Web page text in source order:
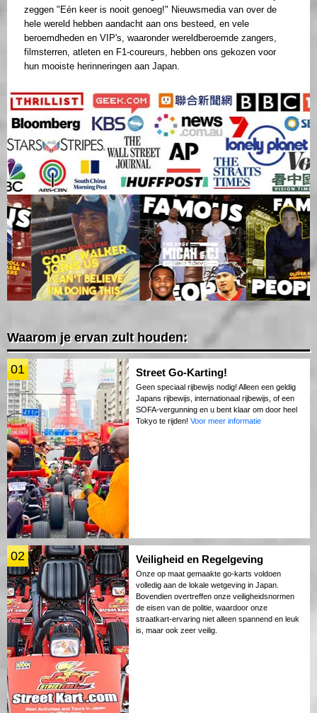
zeggen "Eén keer is nooit genoeg!" Nieuwsmedia van over de
hele wereld hebben aandacht aan ons besteed, en vele
beroemdheden en VIP's, waaronder wereldberoemde zangers,
filmsterren, atleten en F1-coureurs, hebben ons gekozen voor
hun mooiste herinneringen aan Japan.
Waarom je ervan zult houden:
01 Street Go-Karting!
Geen speciaal rijbewijs nodig! Alleen een geldig
Japans rijbewijs, internationaal rijbewijs, of een
SOFA-vergunning en u bent klaar om door heel
Tokyo te rijden! Voor meer informatie
02 Veiligheid en Regelgeving
Onze op maat gemaakte go-karts voldoen
volledig aan de lokale wetgeving in Japan.
Bovendien overtreffen onze veiligheidsnormen
de eisen van de politie, waardoor onze
straatkart-ervaring niet alleen spannend en leuk
is, maar ook zeer veilig.